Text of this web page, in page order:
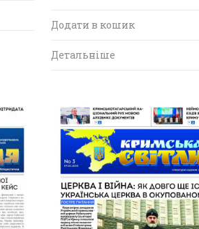
Додати в кошик
Детальніше